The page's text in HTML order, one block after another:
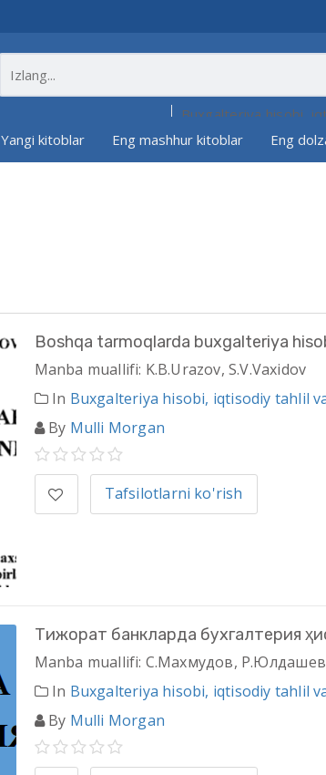
Yangi kitoblar Eng mashhur kitoblar Eng
Boshqa tarmoqlarda buxgalteriya
Manba muallifi: K.B.Urazov, S.V.Vaxidov
In Buxgalteriya hisobi, iqtisodiy tahlil
By Mulli Morgan
Tafsilotlarni ko'rish
Тижорат банкларда бухгалтерия
Manba muallifi: С.Махмудов,
In Buxgalteriya hisobi, iqtisodiy tahlil
By Mulli Morgan